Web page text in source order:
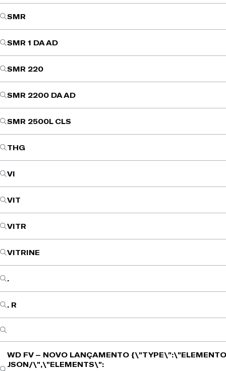
SMR
SMR 1 DA AD
SMR 220
SMR 2200 DA AD
SMR 2500L CLS
THG
VI
VIT
VITR
VITRINE
.
. R
WD FV – NOVO LANÇAMENTO
JSON/\",\"ELEMENTS\":